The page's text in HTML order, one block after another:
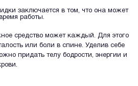
заключается в том, что она может
работы.
средство может каждый. Для этого
или боли в спине. Уделив себе
придать телу бодрости, энергии и